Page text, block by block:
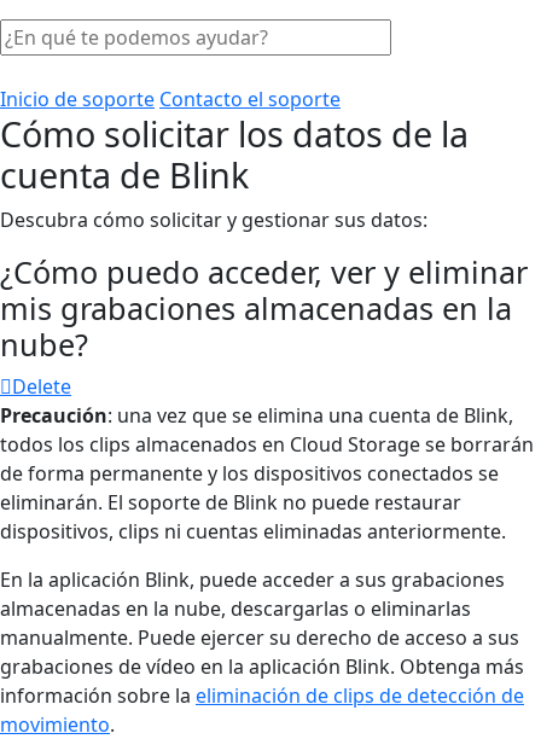
Inicio de soporte Contacto el soporte
Cómo solicitar los datos de la
cuenta de Blink
Descubra cómo solicitar y gestionar sus datos:
¿Cómo puedo acceder, ver y eliminar
mis grabaciones almacenadas en la
nube?
Delete
Precaución: una vez que se elimina una cuenta de Blink,
todos los clips almacenados en Cloud Storage se borrarán
de forma permanente y los dispositivos conectados se
eliminarán. El soporte de Blink no puede restaurar
dispositivos, clips ni cuentas eliminadas anteriormente.
En la aplicación Blink, puede acceder a sus grabaciones
almacenadas en la nube, descargarlas o eliminarlas
manualmente. Puede ejercer su derecho de acceso a sus
grabaciones de vídeo en la aplicación Blink. Obtenga más
información sobre la eliminación de clips de detección de
movimiento.